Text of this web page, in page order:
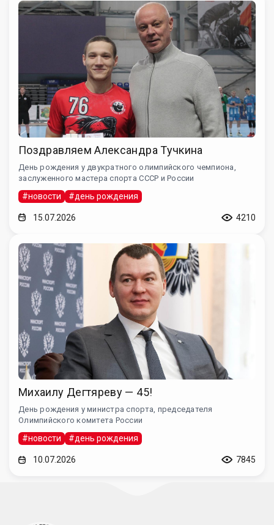
Поздравляем Александра Тучкина
День рождения у двукратного олимпийского чемпиона,
заслуженного мастера спорта СССР и России
#новости #день рождения
15.07.2026 4210
Михаилу Дегтяреву — 45!
День рождения у министра спорта, председателя
Олимпийского комитета России
#новости #день рождения
10.07.2026 7845